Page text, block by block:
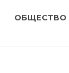
ОБЩЕСТВО